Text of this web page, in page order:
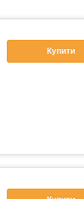
Купити